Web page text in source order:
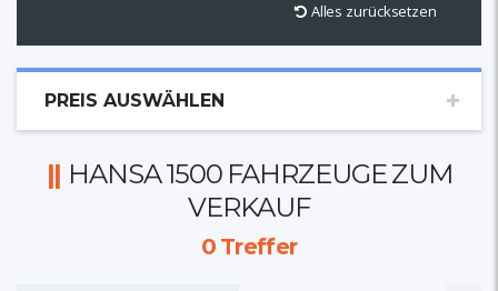
Alles zurücksetzen
PREIS AUSWÄHLEN
HANSA 1500 FAHRZEUGE ZUM
VERKAUF
0Treffer